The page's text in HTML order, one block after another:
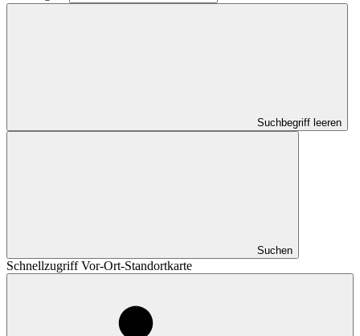
Suchbegriff leeren
Suchen
Schnellzugriff Vor-Ort-Standortkarte